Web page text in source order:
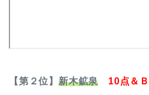
【第２位】 新木鉱泉 10点＆Ｂ